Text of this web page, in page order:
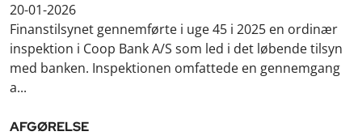
20-01-2026
Finanstilsynet gennemførte i uge 45 i 2025 en ordinær
inspektion i Coop Bank A/S som led i det løbende tilsyn
med banken. Inspektionen omfattede en gennemgang
a...
AFGØRELSE